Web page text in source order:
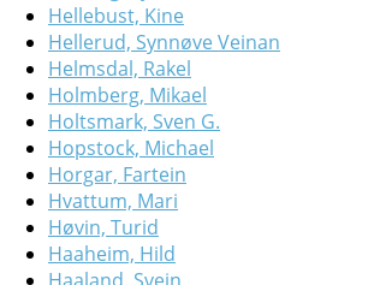
Hellebust, Kine
Hellerud, Synnøve Veinan
Helmsdal, Rakel
Holmberg, Mikael
Holtsmark, Sven G.
Hopstock, Michael
Horgar, Fartein
Hvattum, Mari
Høvin, Turid
Haaheim, Hild